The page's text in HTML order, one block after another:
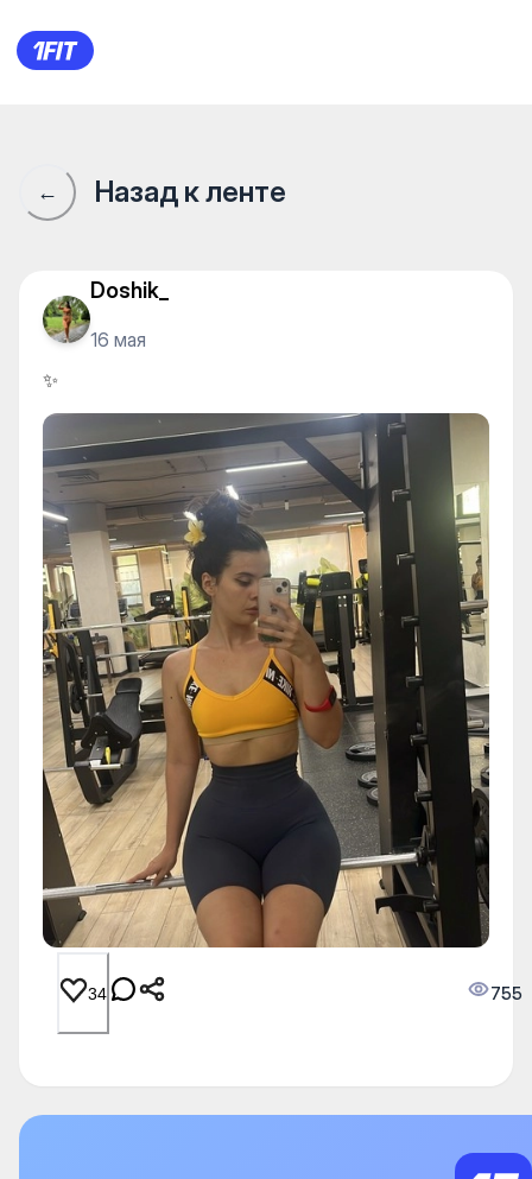
✨
← Назад к ленте
Doshik_
16 мая
✨
34 755